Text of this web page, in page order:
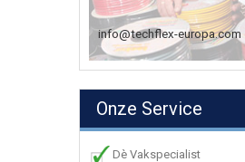
info@techflex-europa.com
Onze Service
Dè Vakspecialist